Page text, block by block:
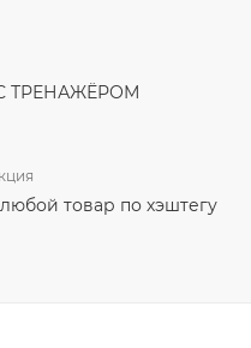
ТРЕНАЖЁРОМ
товар по хэштегу